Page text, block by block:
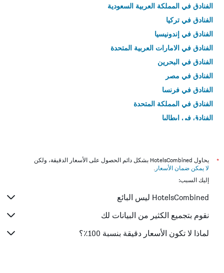
الفنادق في المملكة العربية السعودية
الفنادق في تركيا
الفنادق في إندونيسيا
الفنادق في الامارات العربية المتحدة
الفنادق في البحرين
الفنادق في مصر
الفنادق في فرنسا
الفنادق في المملكة المتحدة
الفنادق في إيطاليا
*
يحاول HotelsCombined بشكل دائم الحصول على الأسعار الدقيقة، ولكن
لا يمكن ضمان الأسعار .
إليك السبب:
HotelsCombined ليس البائع
نقوم بتجميع الكثير من البيانات لك
لماذا لا تكون الأسعار دقيقة بنسبة 100٪؟